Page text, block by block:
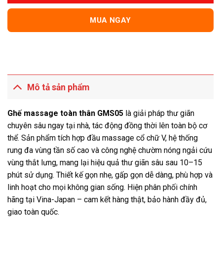
MUA NGAY
Mô tả sản phẩm
Ghế massage toàn thân GMS05 là giải pháp thư giãn
chuyên sâu ngay tại nhà, tác động đồng thời lên toàn bộ cơ
thể. Sản phẩm tích hợp đầu massage cổ chữ V, hệ thống
rung đa vùng tần số cao và công nghệ chườm nóng ngải cứu
vùng thắt lưng, mang lại hiệu quả thư giãn sâu sau 10–15
phút sử dụng. Thiết kế gọn nhẹ, gấp gọn dễ dàng, phù hợp và
linh hoạt cho mọi không gian sống. Hiện phân phối chính
hãng tại Vina-Japan – cam kết hàng thật, bảo hành đầy đủ,
giao toàn quốc.